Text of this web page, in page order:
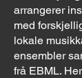
arrangerer
med
lokale
ensembler
frå EBML.